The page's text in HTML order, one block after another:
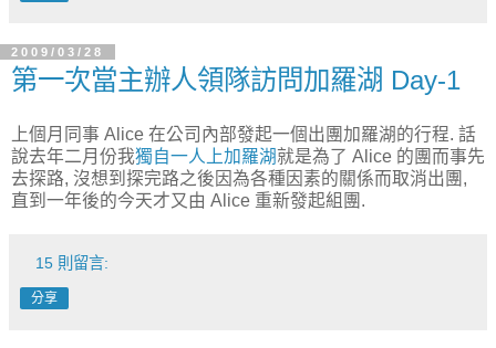
2009/03/28
第一次當主辦人領隊訪問加羅湖 Day-1
上個月同事 Alice 在公司內部發起一個出團加羅湖的行程. 話
說去年二月份我獨自一人上加羅湖就是為了 Alice 的團而事先
去探路, 沒想到探完路之後因為各種因素的關係而取消出團,
直到一年後的今天才又由 Alice 重新發起組團.
15 則留言:
分享